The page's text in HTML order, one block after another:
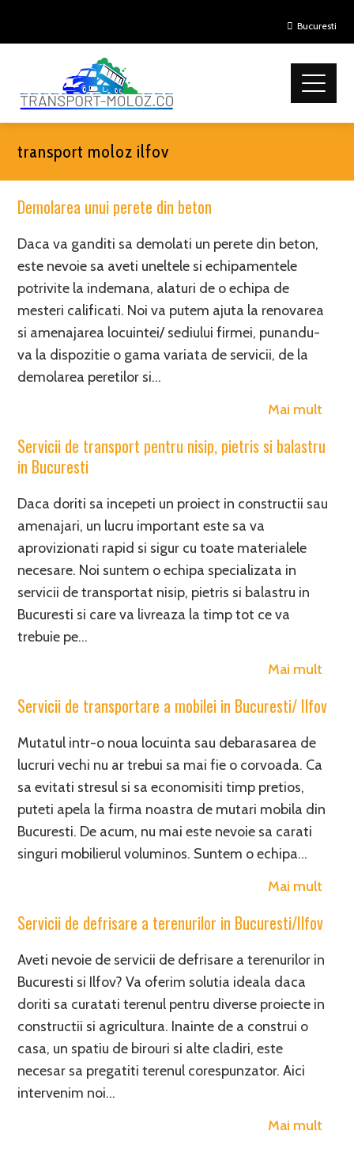
Bucuresti
transport moloz ilfov
Demolarea unui perete din beton
Daca va ganditi sa demolati un perete din beton,
este nevoie sa aveti uneltele si echipamentele
potrivite la indemana, alaturi de o echipa de
mesteri calificati. Noi va putem ajuta la renovarea
si amenajarea locuintei/ sediului firmei, punandu-
va la dispozitie o gama variata de servicii, de la
demolarea peretilor si…
Mai mult
Servicii de transport pentru nisip, pietris si balastru
in Bucuresti
Daca doriti sa incepeti un proiect in constructii sau
amenajari, un lucru important este sa va
aprovizionati rapid si sigur cu toate materialele
necesare. Noi suntem o echipa specializata in
servicii de transportat nisip, pietris si balastru in
Bucuresti si care va livreaza la timp tot ce va
trebuie pe…
Mai mult
Servicii de transportare a mobilei in Bucuresti/ Ilfov
Mutatul intr-o noua locuinta sau debarasarea de
lucruri vechi nu ar trebui sa mai fie o corvoada. Ca
sa evitati stresul si sa economisiti timp pretios,
puteti apela la firma noastra de mutari mobila din
Bucuresti. De acum, nu mai este nevoie sa carati
singuri mobilierul voluminos. Suntem o echipa…
Mai mult
Servicii de defrisare a terenurilor in Bucuresti/Ilfov
Aveti nevoie de servicii de defrisare a terenurilor in
Bucuresti si Ilfov? Va oferim solutia ideala daca
doriti sa curatati terenul pentru diverse proiecte in
constructii si agricultura. Inainte de a construi o
casa, un spatiu de birouri si alte cladiri, este
necesar sa pregatiti terenul corespunzator. Aici
intervenim noi…
Mai mult